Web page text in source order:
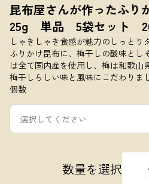
昆布屋さんが作ったふり
25g 単品 5袋セット
しゃきしゃき食感が魅力のしっとり
ふりかけ昆布に、梅干しの酸味とし
は全て国内産を使用し、梅は和歌山
梅干しらしい味と風味にこだわりま
個数
選択してください
数量を選択